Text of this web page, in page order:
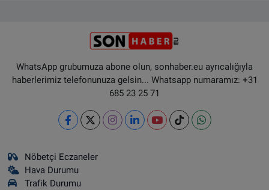
WhatsApp grubumuza abone olun, sonhaber.eu ayrıcalığıyla
haberlerimiz telefonunuza gelsin... Whatsapp numaramız: +31
685 23 25 71
Nöbetçi Eczaneler
Hava Durumu
Trafik Durumu